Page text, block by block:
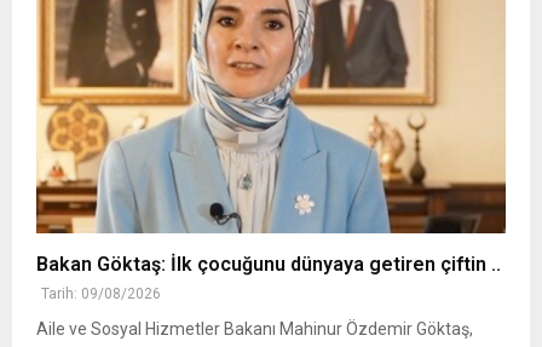
Bakan Göktaş: İlk çocuğunu dünyaya getiren çiftin ..
Tarih: 09/08/2026
Aile ve Sosyal Hizmetler Bakanı Mahinur Özdemir Göktaş,